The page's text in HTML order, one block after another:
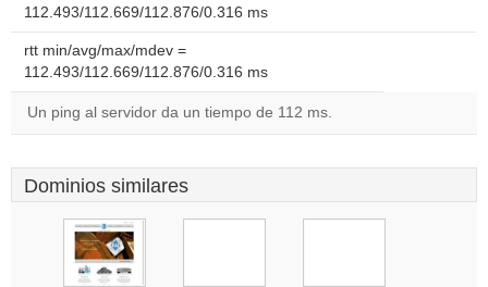
112.493/112.669/112.876/0.316 ms
rtt min/avg/max/mdev =
112.493/112.669/112.876/0.316 ms
Un ping al servidor da un tiempo de 112 ms.
Dominios similares